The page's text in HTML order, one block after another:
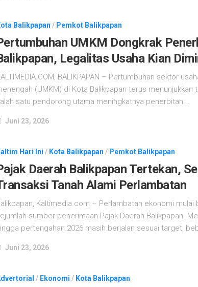
Balikpapan / Pemkot Balikpapan
UMKM Dongkrak
Legalitas Usaha Kian
BALIKPAPAN – Pertumbuhan sektor
(UMKM) di Kota Balikpapan terus
satu pendorong utama meningkatnya penerbitan...
Juni 23, 2026
Hari Ini / Kota Balikpapan / Pemkot Balikpapan
Daerah Balikpapan Tertekan,
Tanah Alami Perlambatan
Kaltimedia.com – Perlambatan ekonomi mulai
sumber penerimaan Pajak Daerah Balikpapan.
pertengahan 2026 masih berjalan sesuai target,
Juni 23, 2026
/ Ekonomi / Kota Balikpapan